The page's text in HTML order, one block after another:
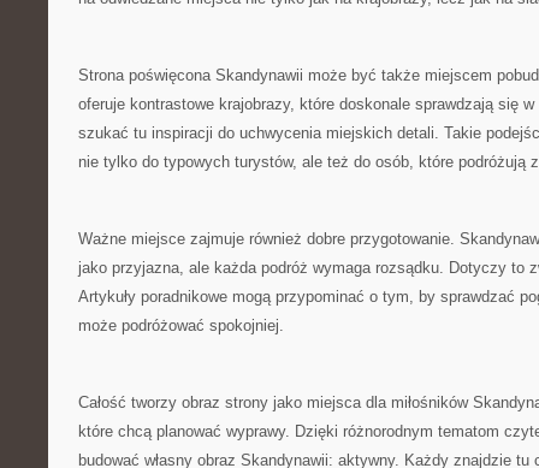
Strona poświęcona Skandynawii może być także miejscem
oferuje kontrastowe krajobrazy, które doskonale sprawdzają się
szukać tu inspiracji do uchwycenia miejskich detali. Takie
nie tylko do typowych turystów, ale też do osób, które podróżują
Ważne miejsce zajmuje również dobre przygotowanie.
jako przyjazna, ale każda podróż wymaga rozsądku. Dotyczy to
Artykuły poradnikowe mogą przypominać o tym, by sprawdzać
może podróżować spokojniej.
Całość tworzy obraz strony jako miejsca dla miłośników
które chcą planować wyprawy. Dzięki różnorodnym tematom
budować własny obraz Skandynawii: aktywny. Każdy znajdzie